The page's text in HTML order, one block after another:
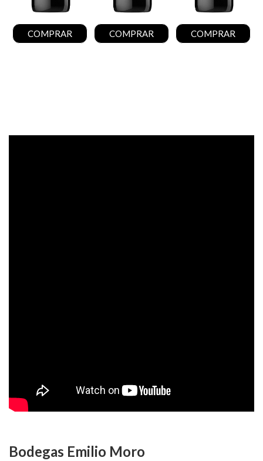
COMPRAR COMPRAR COMPRAR
Bodegas Emilio Moro